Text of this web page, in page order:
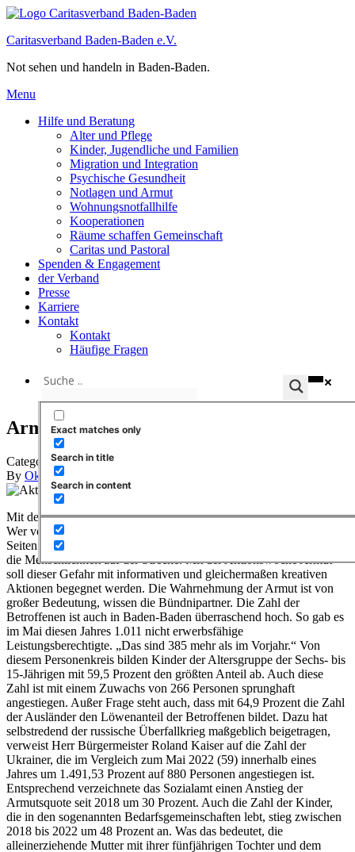
Caritasverband Baden-Baden e.V.
Not sehen und handeln in Baden-Baden.
Menu
Hilfe und Beratung
Alter und Pflege
Kinder, Jugendliche und Familien
Migration und Integration​
Psychische Gesundheit
Notlagen und Armut
Wohnungs­notfallhilfe
Kooperationen
Räume schaffen Gemeinschaft
Caritas und Pastoral
Spenden & Engagement
der Verband
Presse
Karriere
Kontakt
Kontakt
Häufige Fragen
Exact matches only
Search in title
Search in content
Armut bedroht alle
CategoriesNotlagen und Armut
By Okeanos
Mit der Aktionswoche „Zeitenwende“ wird der Blick geschärft –
Wer von Armut betroffen ist, der lernt Kälte und Hunger von vielen
Seiten kennen. Denn irgendwann bleibt womöglich ringsum auch
die Menschlichkeit auf der Strecke. Mit der Aktionswoche Armut
soll dieser Gefahr mit informativen und gleichermaßen kreativen
Aktionen begegnet werden. Die Wahrnehmung der Armut ist von
großer Bedeutung, wissen die Bündnipartner. Die Zahl der
Betroffenen ist auch in Baden-Baden überraschend hoch. So gab es
im Mai diesen Jahres 1.011 nicht erwerbsfähige
Leistungsberechtigte. „Das sind 385 mehr als im Vorjahr.“ Von
diesem Personenkreis bilden Kinder der Altersgruppe der Sechs- bis
15-Jährigen mit 59,5 Prozent den größten Anteil ab. Auch diese
Zahl ist mit einem Zuwachs von 266 Personen sprunghaft
angestiegen. Außer Frage steht auch, dass mit 64,9 Prozent die Zahl
der Ausländer den Löwenanteil der Betroffenen bildet. Dazu hat
selbstredend der russische Überfallkrieg maßgeblich beigetragen,
verweist Herr Bürgermeister Roland Kaiser auf die Zahl der
Ukrainer, die im Vergleich zum Mai 2022 (59) innerhalb eines
Jahres um 1.491,53 Prozent auf 880 Personen angestiegen ist.
Entsprechend verzeichnete das Sozialamt einen Anstieg der
Armutsquote seit 2018 um 30 Prozent. Auch die Zahl der Kinder,
die in den sogenannten Bedarfsgemeinschaften lebt, stieg zwischen
2018 bis 2022 um 48 Prozent an. Was das bedeutet, die
alleinerziehende Mutter mit ihrer fünfjährigen Tochter und dem